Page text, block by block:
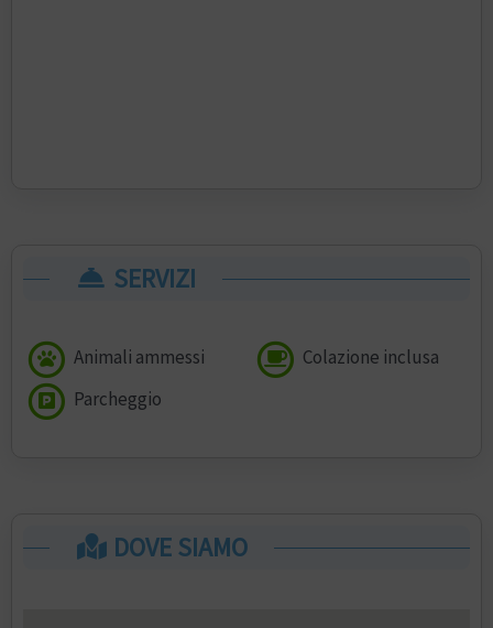
SERVIZI
Animali ammessi
Colazione inclusa
Parcheggio
DOVE SIAMO